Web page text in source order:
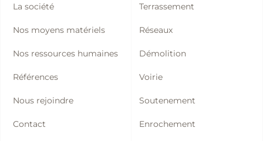
La société
Nos moyens matériels
Nos ressources humaines
Références
Nous rejoindre
Contact
Terrassement
Réseaux
Démolition
Voirie
Soutenement
Enrochement